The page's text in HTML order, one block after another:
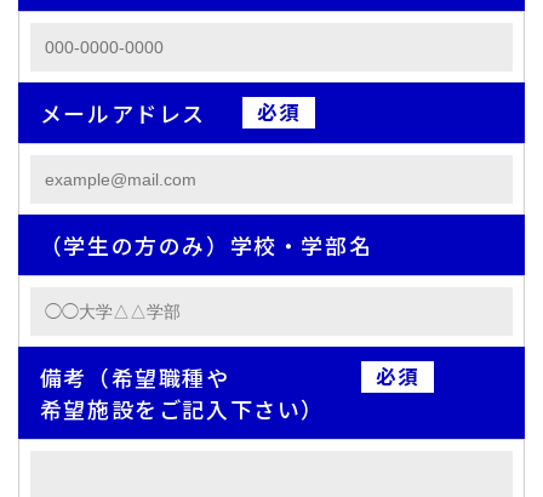
メールアドレス
（学生の方のみ）学校・学部名
備考（希望職種や
希望施設をご記入下さい）